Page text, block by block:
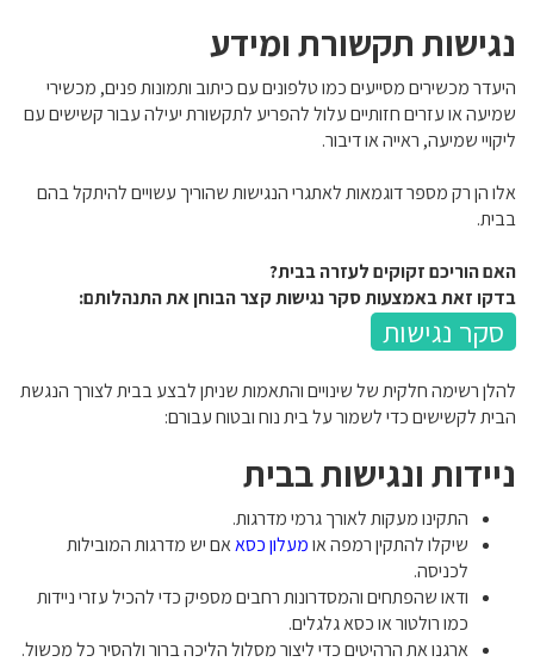
נגישות תקשורת ומידע
היעדר מכשירים מסייעים כמו טלפונים עם כיתוב ותמונות פנים, מכשירי
שמיעה או עזרים חזותיים עלול להפריע לתקשורת יעילה עבור קשישים עם
ליקויי שמיעה, ראייה או דיבור.
אלו הן רק מספר דוגמאות לאתגרי הנגישות שהוריך עשויים להיתקל בהם
בבית.
האם הוריכם זקוקים לעזרה בבית?
בדקו זאת באמצעות סקר נגישות קצר הבוחן את התנהלותם:
סקר נגישות
להלן רשימה חלקית של שינויים והתאמות שניתן לבצע בבית לצורך הנגשת
הבית לקשישים כדי לשמור על בית נוח ובטוח עבורם:
ניידות ונגישות בבית
התקינו מעקות לאורך גרמי מדרגות.
שיקלו להתקין רמפה אומעלון כסאאם יש מדרגות המובילות
לכניסה.
ודאו שהפתחים והמסדרונות רחבים מספיק כדי להכיל עזרי ניידות
כמו רולטור או כסא גלגלים.
ארגנו את הרהיטים כדי ליצור מסלול הליכה ברור ולהסיר כל מכשול.